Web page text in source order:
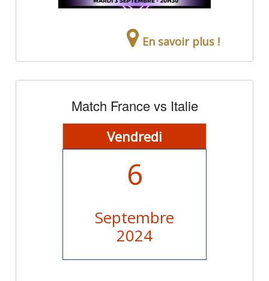
En savoir plus !
Match France vs Italie
Vendredi
6
Septembre
2024